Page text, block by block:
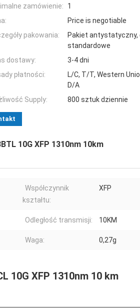
zamówienie:
1
Price is negotiable
pakowania:
Pakiet antystatyczny,
standardowe
dostawy:
3-4 dni
płatności:
L/C, T/T, Western
D/A
Supply:
800 sztuk dziennie
10G XFP 1310nm 10km
Współczynnik
kształtu:
XFP
Odległość transmisji: 10KM
Waga: 0,27g
10G XFP 1310nm 10 km